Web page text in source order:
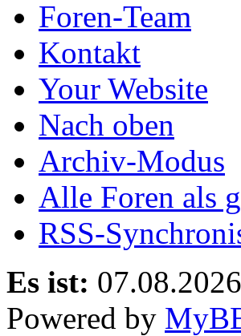
Foren-Team
Kontakt
Your Website
Nach oben
Archiv-Modus
Alle Foren als
RSS-
Es ist:
Powered by